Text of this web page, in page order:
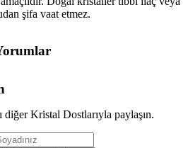
şifa vaat etmez.
diğer Kristal Dostlarıyla paylaşın.